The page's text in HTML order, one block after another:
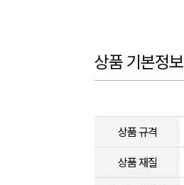
상품 기본정보
상품 규격
상품 재질